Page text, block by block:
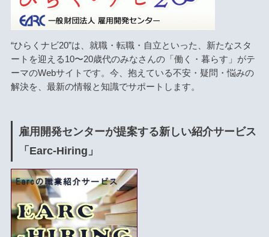
“ひらくナビ20”は、就職・転職・自立といった、新たなスタ
ートを迎える10〜20歳代のみなさんの「働く・暮らす」がテ
ーマのWebサイトです。今、抱えている不安・疑問・悩みの
解決を、最新の情報と知識でサポートします。
雇用開発センターが提案する新しい紹介サービス
「Earc-Hiring」